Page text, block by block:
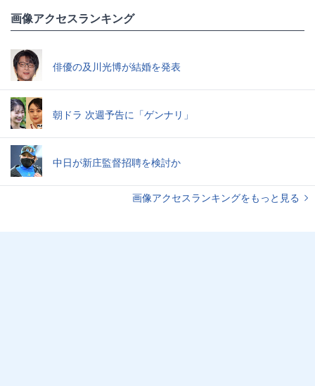
画像アクセスランキング
俳優の及川光博が結婚を発表
朝ドラ 次週予告に「ゲンナリ」
中日が新庄監督招聘を検討か
画像アクセスランキングをもっと見る